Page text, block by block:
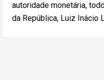
autoridade monetária,
da República, Luiz Inácio